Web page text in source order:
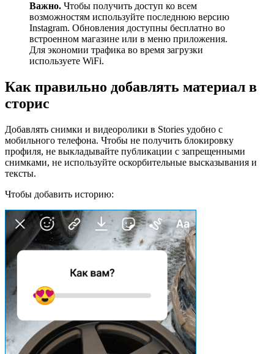
Важно. Чтобы получить доступ ко всем
возможностям используйте последнюю версию
Instagram. Обновления доступны бесплатно во
встроенном магазине или в меню приложения.
Для экономии трафика во время загрузки
используете WiFi.
Как правильно добавлять материал в
сторис
Добавлять снимки и видеоролики в Stories удобно с
мобильного телефона. Чтобы не получить блокировку
профиля, не выкладывайте публикации с запрещенными
снимками, не используйте оскорбительные высказывания и
тексты.
Чтобы добавить историю: